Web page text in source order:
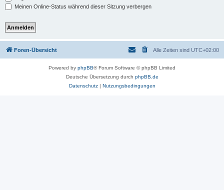
Meinen Online-Status während dieser Sitzung verbergen
Foren-Übersicht Alle Zeiten sind UTC+02:00
Powered by phpBB® Forum Software © phpBB Limited
Deutsche Übersetzung durch phpBB.de
Datenschutz| Nutzungsbedingungen